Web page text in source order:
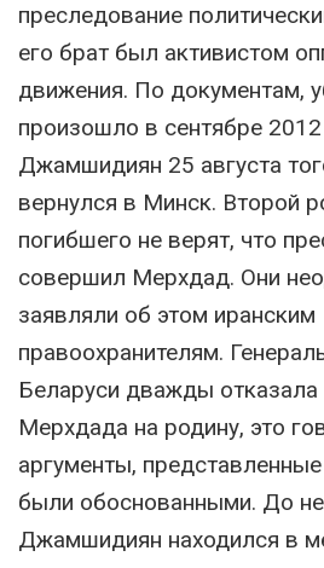
преследование
его брат был активистом
движения. По документам,
произошло в сентябре 2012
Джамшидиян 25 августа
вернулся в Минск. Второй
погибшего не верят, что
совершил Мерхдад. Они
заявляли об этом иранским
правоохранителям.
Беларуси дважды
Мерхдада на родину, это
аргументы,
были обоснованными. До
Джамшидиян находился в